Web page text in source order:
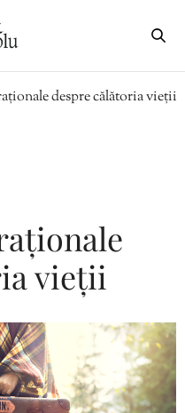
despre călătoria vieții
vieții